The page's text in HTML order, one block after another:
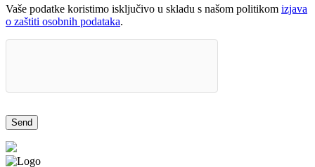
Vaše podatke koristimo isključivo u skladu s našom politikom izjava
o zaštiti osobnih podataka.